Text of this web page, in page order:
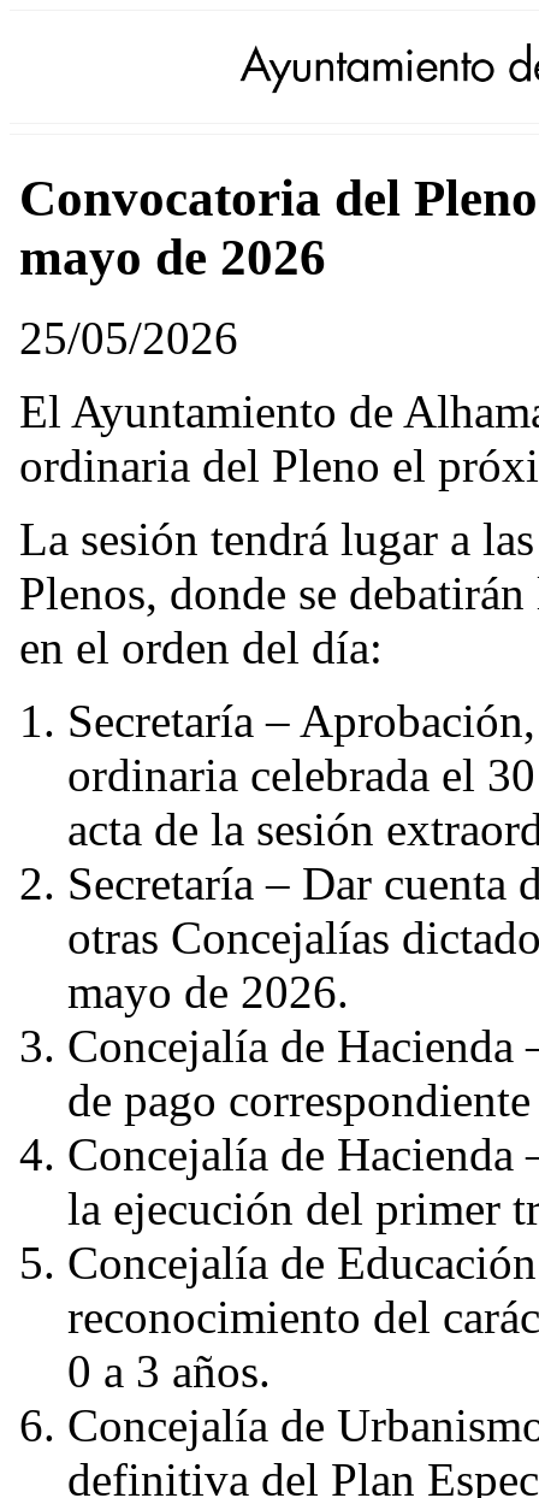
Convocatoria del
mayo de 2026
25/05/2026
El Ayuntamiento de
ordinaria del Pleno el
La sesión tendrá lugar a
Plenos, donde se
en el orden del día:
Secretaría –
ordinaria celebrada el
acta de la sesión
Secretaría – Dar cuenta
otras Concejalías
mayo de 2026.
Concejalía de Hacienda
de pago
Concejalía de Hacienda
la ejecución del primer
Concejalía de
reconocimiento del
0 a 3 años.
Concejalía de
definitiva del Plan